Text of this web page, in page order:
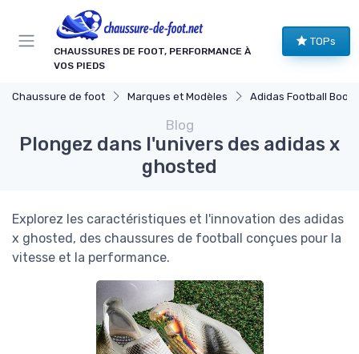
CHAUSSURES DE FOOT, PERFORMANCE À
VOS PIEDS
TOPs
Chaussure de foot Marques et Modèles Adidas Football Boots
Blog
Plongez dans l'univers des adidas x
ghosted
Explorez les caractéristiques et l'innovation des adidas
x ghosted, des chaussures de football conçues pour la
vitesse et la performance.
Panneau de gestion des cookies